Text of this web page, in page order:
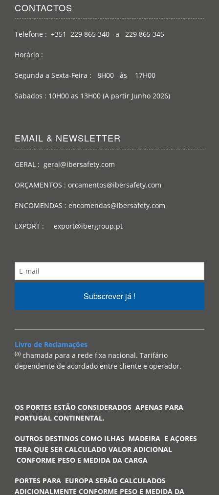
CONTACTOS
Telefone : +351 229 865 340 a 229 865 345
Horário :
Segunda a Sexta-Feira : 8H00 às 17H00
Sabados : 10H00 as 13H00 (A partir Junho 2026)
EMAIL & NEWSLETTER
GERAL : geral@ibersafety.com
ORÇAMENTOS : orcamentos@ibersafety.com
ENCOMENDAS : encomendas@ibersafety.com
EXPORT : export@ibergroup.pt
Subscrever já !
Livro de Reclamações
(a) chamada para a rede fixa nacional. Tarifário
dependente de acordado entre cliente e operador.
OS PORTES ESTÃO CONSIDERADOS APENAS PARA
PORTUGAL CONTINENTAL.
OUTROS DESTINOS COMO ILHAS MADEIRA E AÇORES
TERA QUE SER CALCULADO VALOR ADICIONAL
CONFORME PESO E MEDIDA DA CARGA
PORTES PARA EUROPA SERÃO CALCULADOS
ADICIONALMENTE CONFORME PESO E MEDIDA DA